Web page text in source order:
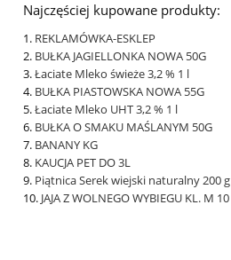
Najczęściej kupowane produkty:
REKLAMÓWKA-ESKLEP
BUŁKA JAGIELLONKA NOWA 50G
Łaciate Mleko świeże 3,2 % 1 l
BUŁKA PIASTOWSKA NOWA 55G
Łaciate Mleko UHT 3,2 % 1 l
BUŁKA O SMAKU MAŚLANYM 50G
BANANY KG
KAUCJA PET DO 3L
Piątnica Serek wiejski naturalny 200 g
JAJA Z WOLNEGO WYBIEGU KL. M 10